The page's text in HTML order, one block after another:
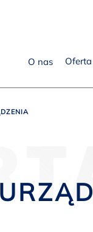
O nas Oferta